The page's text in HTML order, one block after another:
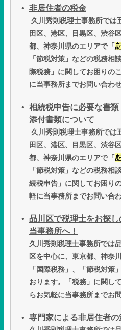
非居住者の税金
久川秀則税理士事務所では
田区、港区、目黒区、渋谷
都、神奈川県のエリアで「
「節税対策」などの税務相
際税務」に関してお困りの
に当事務所までお問い合わ
相続税申告に必要な書
添付書類について
久川秀則税理士事務所では
田区、港区、目黒区、渋谷
都、神奈川県のエリアで「
「節税対策」などの税務相
続税申告」に関してお困り
軽に当事務所までお問い合
品川区で税理士をお探
当事務所へ！
久川秀則税理士事務所では
区を中心に、東京都、神奈
「国際税務」、「節税対策
おります。「税務」に関し
らお気軽に当事務所までお
専門家による非居住者